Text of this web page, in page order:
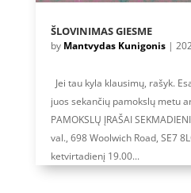
ŠLOVINIMAS GIESME
by Mantvydas Kunigonis|
Jei tau kyla klausimų, rašyk.
juos sekančių pamokslų metu
PAMOKSLŲ ĮRAŠAI
val., 698 Woolwich Road, SE7
ketvirtadienį 19.00...